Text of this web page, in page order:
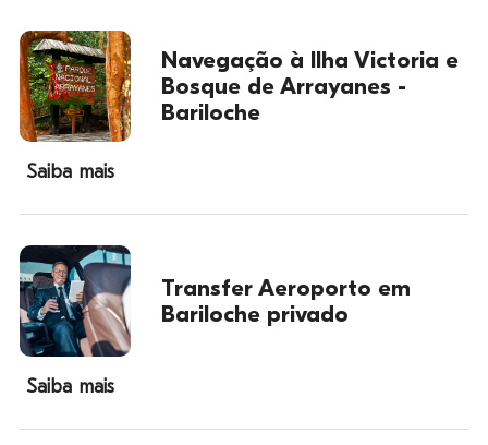
Navegação à Ilha Victoria e
Bosque de Arrayanes -
Bariloche
Saiba mais
Transfer Aeroporto em
Bariloche privado
Saiba mais